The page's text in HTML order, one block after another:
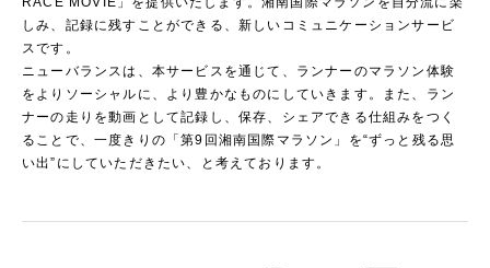
しみ、記録に残すことができる、新しいコミュニケーションサービ
スです。
ニューバランスは、本サービスを通じて、ランナーのマラソン体験
をよりソーシャルに、より豊かなものにしていきます。また、ラン
ナーの走りを動画として記録し、保存、シェアできる仕組みをつく
ることで、一度きりの「第9回湘南国際マラソン」を“ずっと残る思
い出”にしていただきたい、と考えております。